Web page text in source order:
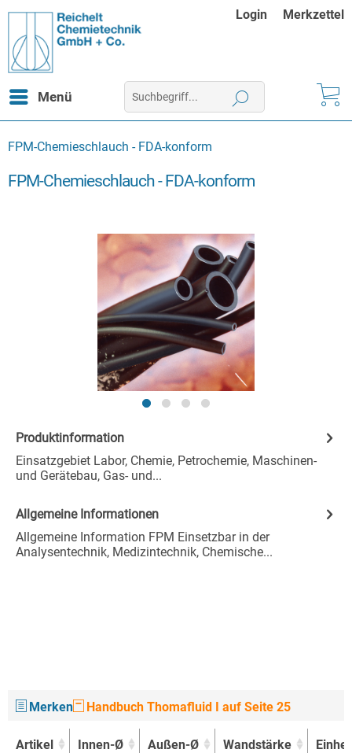
Login Merkzettel
Menü
FPM-Chemieschlauch - FDA-konform
FPM-Chemieschlauch - FDA-konform
Produktinformation
Einsatzgebiet Labor, Chemie, Petrochemie, Maschinen-
und Gerätebau, Gas- und...
Allgemeine Informationen
Allgemeine Information FPM Einsetzbar in der
Analysentechnik, Medizintechnik, Chemische...
Merken Handbuch Thomafluid I auf Seite 25
Artikel
Innen-Ø
Außen-Ø
Wandstärke